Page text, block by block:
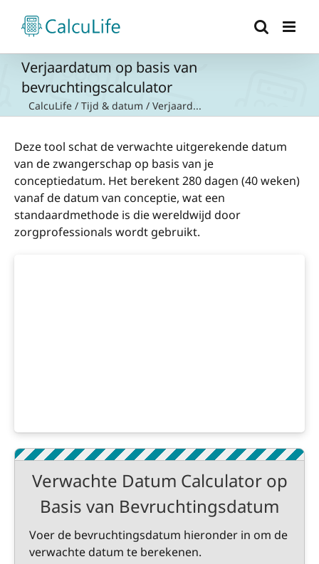
naar
inhoud
Verjaardatum op basis van
bevruchtingscalculator
CalcuLife / Tijd & datum / Verjaard...
Deze tool schat de verwachte uitgerekende datum
van de zwangerschap op basis van je
conceptiedatum. Het berekent 280 dagen (40 weken)
vanaf de datum van conceptie, wat een
standaardmethode is die wereldwijd door
zorgprofessionals wordt gebruikt.
Verwachte Datum Calculator op
Basis van Bevruchtingsdatum
Voer de bevruchtingsdatum hieronder in om de
verwachte datum te berekenen.